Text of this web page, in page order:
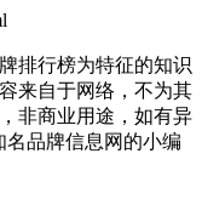
排行榜为特征的知识
来自于网络，不为其
非商业用途，如有异
名品牌信息网的小编